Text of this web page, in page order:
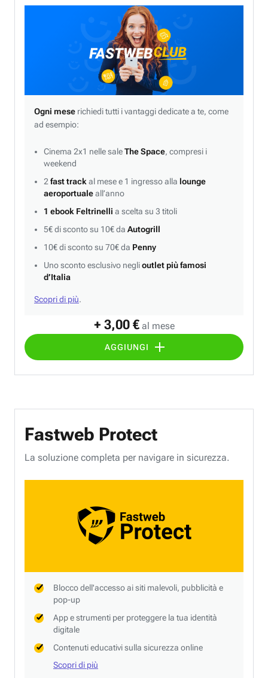
+ 3,00 € al mese
AGGIUNGI
Ogni mese richiedi tutti i vantaggi dedicate a te, come
ad esempio:
Cinema 2x1 nelle saleThe Space, compresi i
weekend
2 fast track al mese e 1 ingresso alla lounge
aeroportualeall’anno
1 ebook Feltrinelli a scelta su 3 titoli
5€ di sconto su 10€ da Autogrill
10€ di sconto su 70€ da Penny
Uno sconto esclusivo neglioutlet più famosi
d’Italia
Scopri di più.
Fastweb Protect
La soluzione completa per navigare in sicurezza.
Blocco dell'accesso ai siti malevoli, pubblicità e
pop-up
App e strumenti per proteggere la tua identità
digitale
Contenuti educativi sulla sicurezza online
Scopri di più